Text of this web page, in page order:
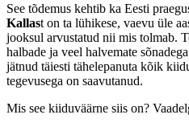
See tõdemus kehtib ka Eesti
Kallast on ta lühikese, vaevu üle
jooksul arvustatud nii mis tolmab.
halbade ja veel halvemate
jätnud täiesti tähelepanuta kõik
tegevusega on saavutanud.
Mis see kiiduväärne siis on?